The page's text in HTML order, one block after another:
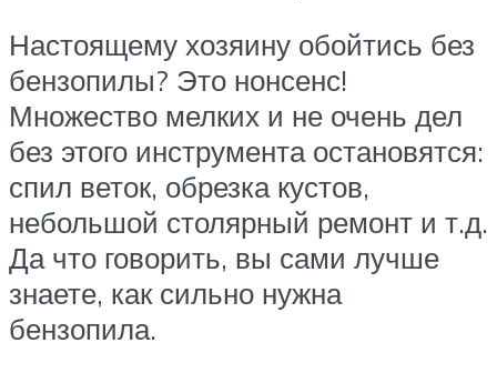
Настоящему хозяину обойтись без
бензопилы? Это нонсенс!
Множество мелких и не очень дел
без этого инструмента остановятся:
спил веток, обрезка кустов,
небольшой столярный ремонт и т.д.
Да что говорить, вы сами лучше
знаете, как сильно нужна
бензопила.